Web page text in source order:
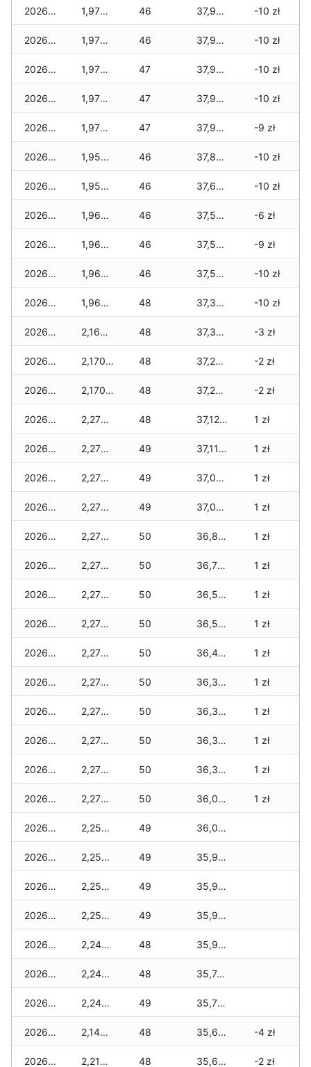
2026-03-20 1,970 zł 46 37,990 zł -10 zł
2026-03-19 1,970 zł 46 37,960 zł -10 zł
2026-03-18 1,970 zł 47 37,940 zł -10 zł
2026-03-17 1,970 zł 47 37,940 zł -10 zł
2026-03-16 1,970 zł 47 37,940 zł -9 zł
2026-03-15 1,950 zł 46 37,890 zł -10 zł
2026-03-14 1,950 zł 46 37,690 zł -10 zł
2026-03-13 1,960 zł 46 37,590 zł -6 zł
2026-03-12 1,960 zł 46 37,570 zł -9 zł
2026-03-11 1,960 zł 46 37,550 zł -10 zł
2026-03-10 1,960 zł 48 37,370 zł -10 zł
2026-03-09 2,160 zł 48 37,340 zł -3 zł
2026-03-08 2,170 zł 48 37,260 zł -2 zł
2026-03-07 2,170 zł 48 37,260 zł -2 zł
2026-03-06 2,270 zł 48 37,120 zł 1 zł
2026-03-05 2,270 zł 49 37,110 zł 1 zł
2026-03-04 2,270 zł 49 37,090 zł 1 zł
2026-03-03 2,270 zł 49 37,050 zł 1 zł
2026-03-02 2,270 zł 50 36,810 zł 1 zł
2026-03-01 2,270 zł 50 36,750 zł 1 zł
2026-02-27 2,270 zł 50 36,520 zł 1 zł
2026-02-26 2,270 zł 50 36,520 zł 1 zł
2026-02-25 2,270 zł 50 36,440 zł 1 zł
2026-02-24 2,270 zł 50 36,390 zł 1 zł
2026-02-23 2,270 zł 50 36,390 zł 1 zł
2026-02-22 2,270 zł 50 36,370 zł 1 zł
2026-02-21 2,270 zł 50 36,370 zł 1 zł
2026-02-20 2,270 zł 50 36,050 zł 1 zł
2026-02-19 2,250 zł 49 36,010 zł
2026-02-18 2,250 zł 49 35,990 zł
2026-02-17 2,250 zł 49 35,990 zł
2026-02-16 2,250 zł 49 35,980 zł
2026-02-15 2,240 zł 48 35,950 zł
2026-02-14 2,240 zł 48 35,740 zł
2026-02-13 2,240 zł 49 35,720 zł
2026-02-12 2,140 zł 48 35,620 zł -4 zł
2026-02-11 2,210 zł 48 35,620 zł -2 zł